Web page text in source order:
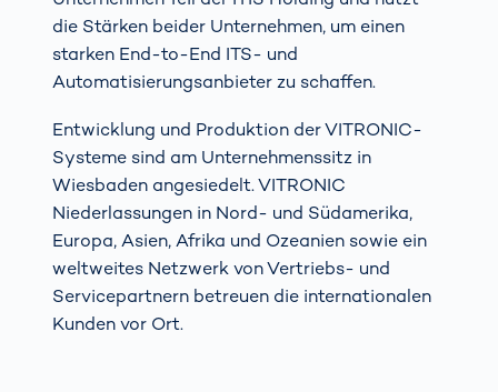
die Stärken beider Unternehmen, um einen
starken End-to-End ITS- und
Automatisierungsanbieter zu schaffen.
Entwicklung und Produktion der VITRONIC-
Systeme sind am Unternehmenssitz in
Wiesbaden angesiedelt. VITRONIC
Niederlassungen in Nord- und Südamerika,
Europa, Asien, Afrika und Ozeanien sowie ein
weltweites Netzwerk von Vertriebs- und
Servicepartnern betreuen die internationalen
Kunden vor Ort.